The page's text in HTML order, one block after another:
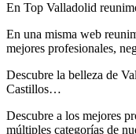
En Top Valladolid
En una misma web
mejores profesionales,
Descubre la belleza de
Castillos…
Descubre a los mejores
múltiples categorías de